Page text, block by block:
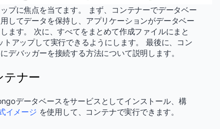
プに焦点を当てます。 まず、コンテナーでデータベー
してデータを保持し、アプリケーションがデータベー
ます。 次に、すべてをまとめて作成ファイルにまと
アップして実行できるようにします。 最後に、コン
デバッガーを接続する方法について説明します。
テナー
データベースをサービスとしてインストール、構
イメージ を使用して、コンテナで実行できます。